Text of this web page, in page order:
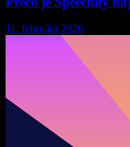
11. februára 2026